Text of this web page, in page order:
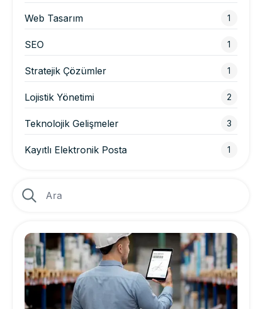
Web Tasarım 1
SEO 1
Stratejik Çözümler 1
Lojistik Yönetimi 2
Teknolojik Gelişmeler 3
Kayıtlı Elektronik Posta 1